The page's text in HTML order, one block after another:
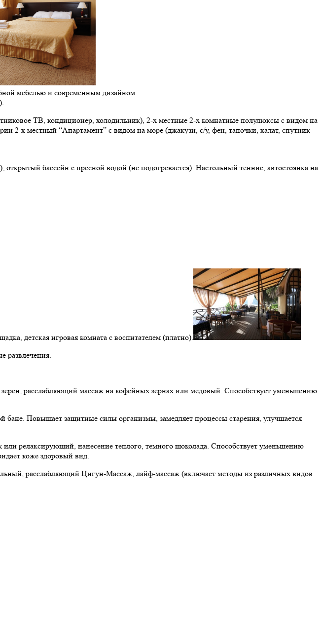
мебелью и современным дизайном.
ТВ, кондиционер, холодильник), 2-х местные 2-х комнатные полулюксы с видом на
2-х местный “Апартамент” с видом на море (джакузи, с/у, фен, тапочки, халат, спутник
бассейн с пресной водой (не подогревается). Настольный теннис, автостоянка на
детская игровая комната с воспитателем (платно).
развлечения.
расслабляющий массаж на кофейных зернах или медовый. Способствует уменьшению
Повышает защитные силы организмы, замедляет процессы старения, улучшается
релаксирующий, нанесение теплого, темного шоколада. Способствует уменьшению
коже здоровый вид.
расслабляющий Цигун-Массаж, лайф-массаж (включает методы из различных видов